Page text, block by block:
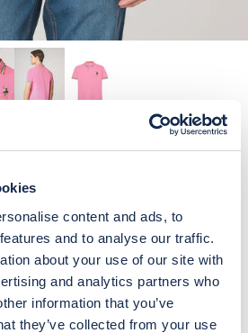
content and ads, to
and to analyse our traffic.
about your use of our site with
and analytics partners who
information that you’ve
they’ve collected from your use
IN COTONE CON LOGO COLORATO E
corte in cotone con
rigati